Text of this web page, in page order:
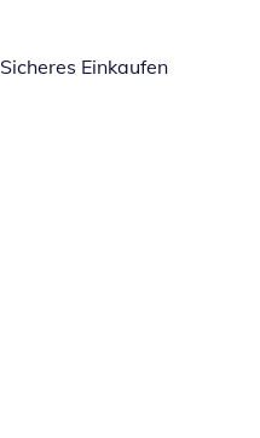
Sicheres Einkaufen